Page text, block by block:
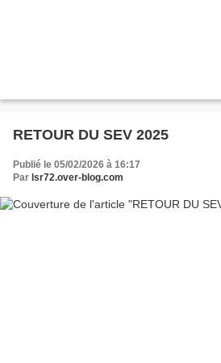
RETOUR DU SEV 2025
Publié le 05/02/2026 à 16:17
Par lsr72.over-blog.com